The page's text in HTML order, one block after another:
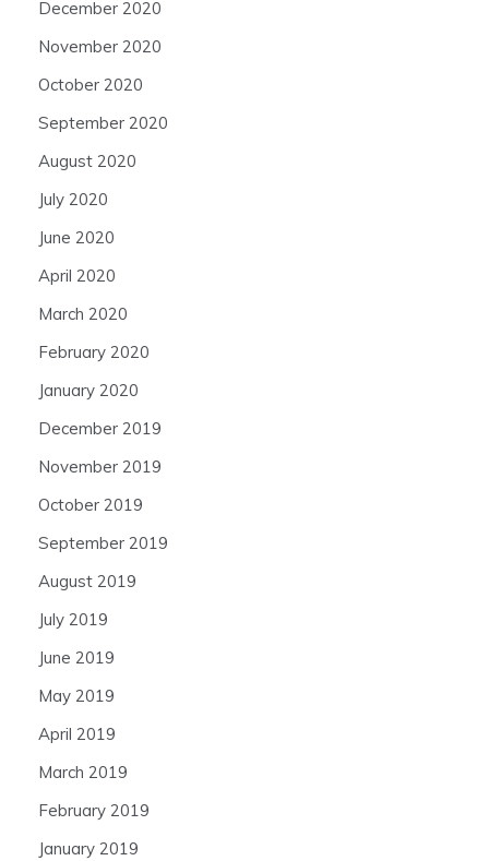
December 2020
November 2020
October 2020
September 2020
August 2020
July 2020
June 2020
April 2020
March 2020
February 2020
January 2020
December 2019
November 2019
October 2019
September 2019
August 2019
July 2019
June 2019
May 2019
April 2019
March 2019
February 2019
January 2019